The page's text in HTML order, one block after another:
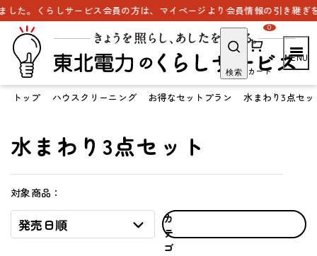
た。くらしサービス会員の方は、マイページより会員情報の引き継ぎを
検索 カート
0
トップ ハウスクリーニング お得なセットプラン 水まわり3点セッ
水まわり3点セット
対象商品：
発売日順
カ
テ
ゴ